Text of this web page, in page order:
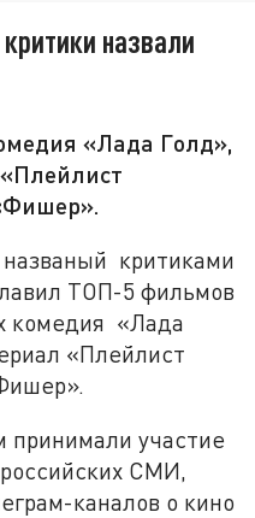
назвали
«Лада Голд»,
критиками
ТОП-5 фильмов
комедия «Лада
«Плейлист
принимали участие
СМИ,
каналов о кино